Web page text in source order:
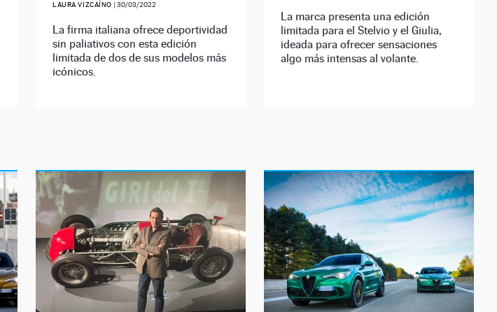
LAURA VIZCAÍNO | 30/03/2022
La firma italiana ofrece deportividad
sin paliativos con esta edición
limitada de dos de sus modelos más
icónicos.
La marca presenta una edición
limitada para el Stelvio y el Giulia,
ideada para ofrecer sensaciones
algo más intensas al volante.